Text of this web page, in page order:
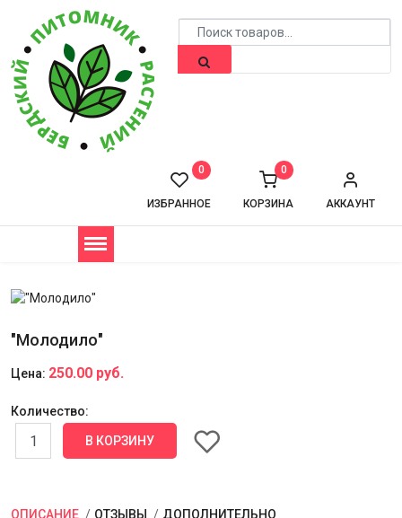
АККАУНТ
КОРЗИНА
0
ИЗБРАННОЕ
0
"Молодило"
Цена: 250.00 руб.
Количество:
ОПИСАНИЕ ОТЗЫВЫ ДОПОЛНИТЕЛЬНО